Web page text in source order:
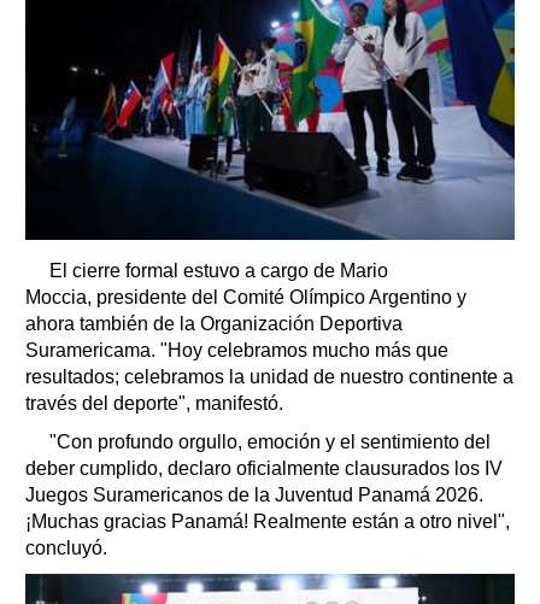
El cierre formal estuvo a cargo de Mario
Moccia, presidente del Comité Olímpico Argentino y
ahora también de la Organización Deportiva
Suramericama. "Hoy celebramos mucho más que
resultados; celebramos la unidad de nuestro continente a
través del deporte", manifestó.
"Con profundo orgullo, emoción y el sentimiento del
deber cumplido, declaro oficialmente clausurados los IV
Juegos Suramericanos de la Juventud Panamá 2026.
¡Muchas gracias Panamá! Realmente están a otro nivel",
concluyó.